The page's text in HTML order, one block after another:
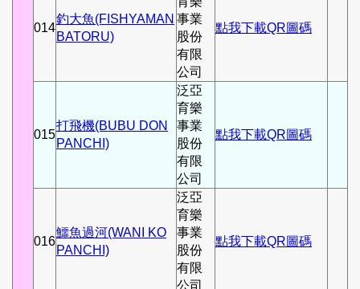
014
釣大魚(FISHYAMAN
BATORU)
事業
股份
有限
公司
點我下載QR圖碼
015
打飛機(BUBU DON
PANCHI)
泛亞
育樂
事業
股份
有限
公司
點我下載QR圖碼
016
鱷魚過河(WANI KO
PANCHI)
泛亞
育樂
事業
股份
有限
公司
點我下載QR圖碼